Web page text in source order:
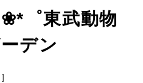
゜東武動物
デン
]